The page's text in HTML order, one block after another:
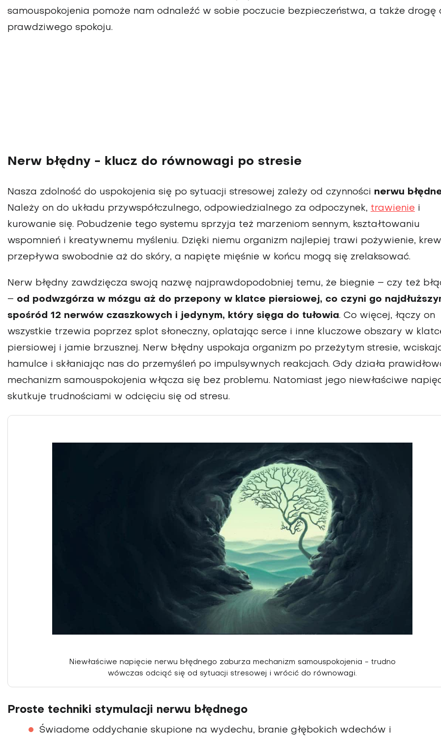
samouspokojenia pomoże nam odnaleźć w sobie poczucie bezpieczeństwa, a także drogę
prawdziwego spokoju.
Nerw błędny - klucz do równowagi po stresie
Nasza zdolność do uspokojenia się po sytuacji stresowej zależy od czyn­ności nerwu
Należy on do układu przywspółczulnego, odpowiedzialnego za odpoczy­nek, trawienie i
kurowanie się. Pobudzenie tego systemu sprzyja też marzeniom sennym, kształ­towaniu
wspomnień i kreatyw­nemu myśleniu. Dzięki niemu organizm najlepiej trawi pożywie­nie, krew
przepływa swobodnie aż do skóry, a napięte mięśnie w końcu mogą się zrelaksować.
Nerw błędny zawdzięcza swoją nazwę najprawdopodobniej temu, że biegnie – czy też
– od pod­wzgórza w mózgu aż do przepony w klatce piersiowej, co czyni go
spośród 12 ner­wów czaszkowych i jedynym, który sięga do tułowia. Co więcej, łączy on
wszystkie trzewia poprzez splot słoneczny, oplatając serce i inne klu­czowe obszary w
piersiowej i jamie brzusznej. Nerw błędny uspo­kaja organizm po przeżytym stresie,
hamulce i skłaniając nas do przemyśleń po impulsywnych reakcjach. Gdy działa
mechanizm samouspokojenia włącza się bez problemu. Natomiast jego niewłaściwe
skutkuje trud­nościami w odcięciu się od stresu.
Niewłaściwe napięcie nerwu błędnego zaburza mechanizm samouspokojenia - trudno
wówczas odciąć się od sytuacji stresowej i wrócić do równowagi.
Proste techniki stymula­cji nerwu błędnego
Świadome oddychanie skupione na wydechu, branie głębokich wdechów i